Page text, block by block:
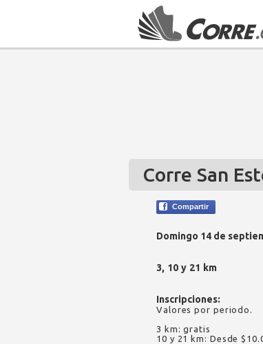
Corre San
Compartir
Domingo 14 de
3, 10 y 21 km
Inscripciones:
Valores por periodo.
3 km: gratis
10 y 21 km: Desde